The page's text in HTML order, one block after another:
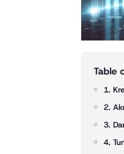
Table
1.
2.
3.
4.